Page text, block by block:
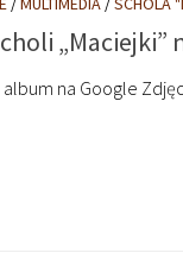
na Google